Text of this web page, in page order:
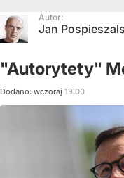
Autor:
Jan
"Autorytety"
Dodano: wczoraj 19:00